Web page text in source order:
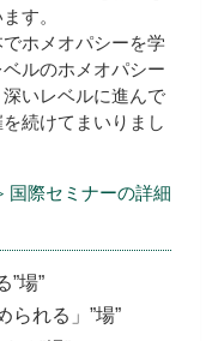
す。
ホメオパシーを学
ルのホメオパシー
いレベルに進んで
続けてまいりまし
際セミナーの詳細
”場”
られる」”場”